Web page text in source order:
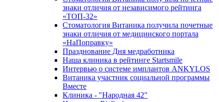
знаки отличия от независимого рейтинга
«ТОП-32»
Стоматология Витаника получила почетные
знаки отличия от медицинского портала
«НаПоправку»
Празднование Дня медработника
Наша клиника в рейтинге Startsmile
Интервью о системе имплантов ANKYLOS
Витаника участник социальной программы
Вместе
Клиника - "Народная 42"